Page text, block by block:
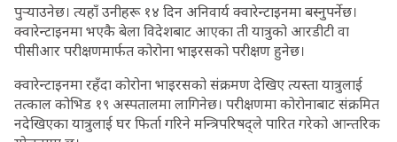
पुर्‍याउनेछ। त्यहाँ उनीहरू १४ दिन अनिवार्य क्वारेन्टाइनमा बस्नुपर्नेछ।
क्वारेन्टाइनमा भएकै बेला विदेशबाट आएका ती यात्रुको आरडीटी वा
पीसीआर परीक्षणमार्फत कोरोना भाइरसको परीक्षण हुनेछ।
क्वारेन्टाइनमा रहँदा कोरोना भाइरसको संक्रमण देखिए त्यस्ता यात्रुलाई
तत्काल कोभिड १९ अस्पतालमा लागिनेछ। परीक्षणमा कोरोनाबाट संक्रमित
नदेखिएका यात्रुलाई घर फिर्ता गरिने मन्त्रिपरिषद्ले पारित गरेको आन्तरिक